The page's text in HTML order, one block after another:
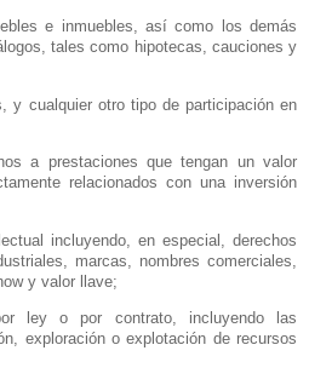
e inmuebles, así como los demás
tales como hipotecas, cauciones y
y cualquier otro tipo de participación en
a prestaciones que tengan un valor
relacionados con una inversión
incluyendo, en especial, derechos
marcas, nombres comerciales,
y valor llave;
ley o por contrato, incluyendo las
exploración o explotación de recursos